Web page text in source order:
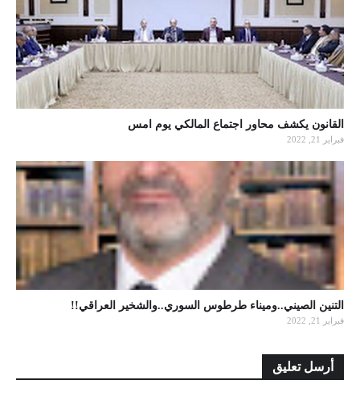
القانون يكشف محاور اجتماع المالكي يوم امس
فبراير 21, 2022
التنين الصيني..وميناء طرطوس السوري..والشخير العراقي!!
فبراير 21, 2022
أرسل تعليق